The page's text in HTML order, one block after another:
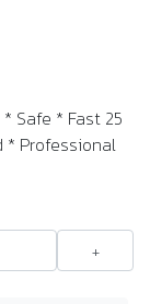
Safe * Fast 25
* Professional
+